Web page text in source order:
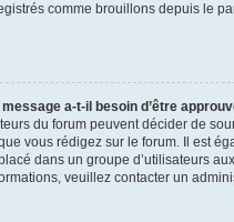
comme brouillons depuis le
a-t-il besoin d’être
du forum peuvent décider de
vous rédigez sur le forum. Il est
dans un groupe d’utilisateurs
veuillez contacter un